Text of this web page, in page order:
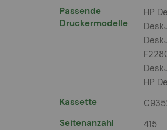
Mehr
Informationen
Passende
Druckermodelle
HP
HP
Kassette
Seitenanzahl
415